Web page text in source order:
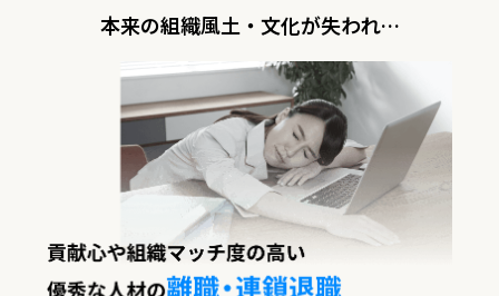
本来の組織風土・文化が失われ…